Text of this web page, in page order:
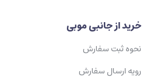
خرید از جانبی موبی
نحوه ثبت سفارش
رویه ارسال سفارش